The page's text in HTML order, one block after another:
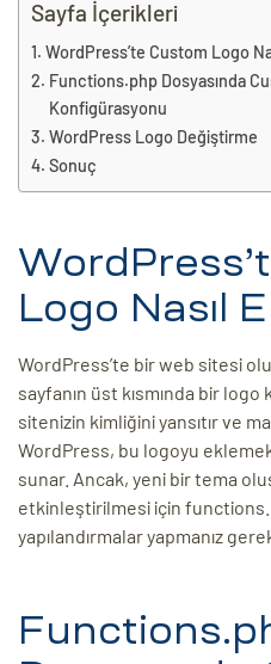
Aday
Sayfa İçerikleri
WordPress’te Custom Logo
Functions.php Dosyasında
Konfigürasyonu
WordPress Logo Değiştirme
Sonuç
Logo Nasıl
WordPress’te bir web sitesi
sayfanın üst kısmında bir
sitenizin kimliğini yansıtır ve
WordPress, bu logoyu
sunar. Ancak, yeni bir tema
etkinleştirilmesi için
yapılandırmalar yapmanız